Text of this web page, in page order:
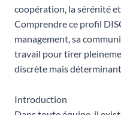
coopération, la sérénité
Comprendre ce profil
management, sa
travail pour tirer
discrète mais
Introduction